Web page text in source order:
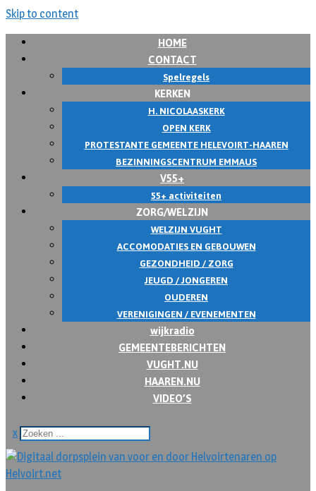
Skip to content
HOME
CONTACT
Spelregels
KERKEN
H. NICOLAASKERK
OPEN KERK
PROTESTANTE GEMEENTE HELEVOIRT-HAAREN
BEZINNINGSCENTRUM EMMAUS
V55+
55+ activiteiten
ZORG/WELZIJN
WELZIJN VUGHT
ACCOMODATIES EN GEBOUWEN
GEZONDHEID / ZORG
JEUGD / JONGEREN
OUDEREN
VERENIGINGEN / EVENEMENTEN
wijkradio
GEMEENTEBERICHTEN
VUGHT.NU
HAAREN.NU
VIDEO’S
x